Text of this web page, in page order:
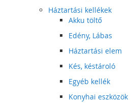
Háztartási kellékek
Akku töltő
Edény, Lábas
Háztartási elem
Kés, késtároló
Egyéb kellék
Konyhai eszközök